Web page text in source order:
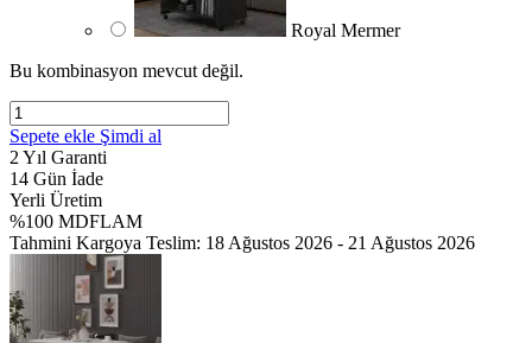
Royal Mermer
Bu kombinasyon mevcut değil.
Sepete ekle Şimdi al
2 Yıl Garanti
14 Gün İade
Yerli Üretim
%100 MDFLAM
Tahmini Kargoya Teslim: 18 Ağustos 2026 - 21 Ağustos 2026